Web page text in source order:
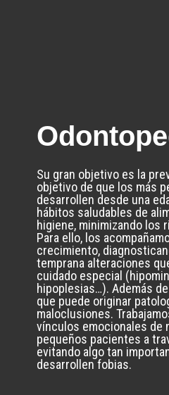
Su gran objetivo es la
objetivo de que los más
desarrollen desde una
hábitos saludables de
higiene, minimizando los
Para ello, los
crecimiento,
temprana alteraciones
cuidado especial
hipoplesias…). Además
que puede originar
maloclusiones.
vínculos emocionales de
pequeños pacientes a
evitando algo tan
desarrollen fobias.